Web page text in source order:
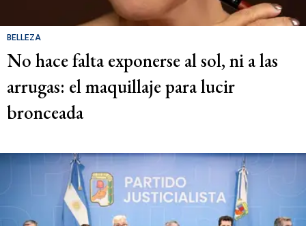
BELLEZA
No hace falta exponerse al sol, ni a las
arrugas: el maquillaje para lucir
bronceada